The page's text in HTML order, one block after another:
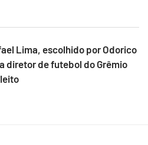
Lima, escolhido por Odorico
diretor de futebol do Grêmio